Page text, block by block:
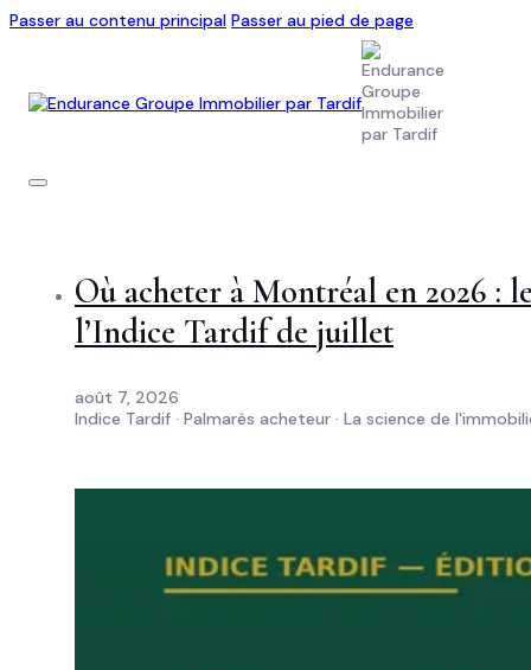
Passer au contenu principal Passer au pied de page
Où acheter à Montréal en 2026 :
l’Indice Tardif de juillet
août 7, 2026
Indice Tardif · Palmarès acheteur · La science de